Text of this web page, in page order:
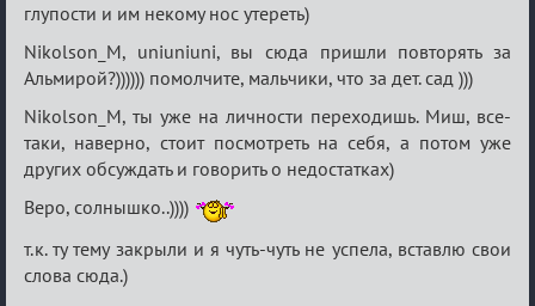
глупости и им некому нос утереть)
Nikolson_M, uniuniuni, вы сюда пришли повторять за
Альмирой?)))))) помолчите, мальчики, что за дет. сад )))
Nikolson_M, ты уже на личности переходишь. Миш, все-
таки, наверно, стоит посмотреть на себя, а потом уже
других обсуждать и говорить о недостатках)
Веро, солнышко..))))
т.к. ту тему закрыли и я чуть-чуть не успела, вставлю свои
слова сюда.)